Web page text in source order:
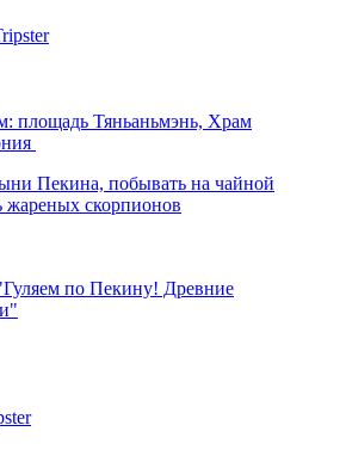
площадь Тяньаньмэнь, Храм
Пекина, побывать на чайной
жареных скорпионов